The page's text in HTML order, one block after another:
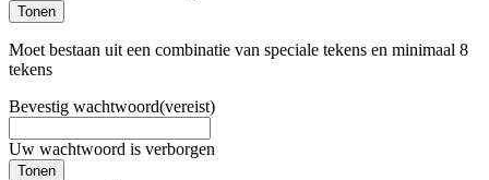
Tonen
Moet bestaan uit een combinatie van speciale tekens en minimaal 8
tekens
Bevestig wachtwoord(vereist)
Uw wachtwoord is verborgen
Tonen